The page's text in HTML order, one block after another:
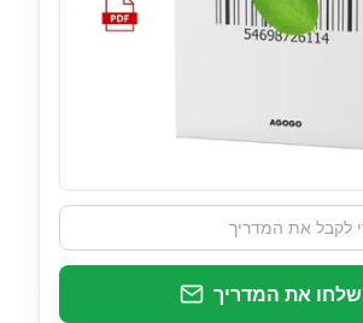
שלחו את המדריך